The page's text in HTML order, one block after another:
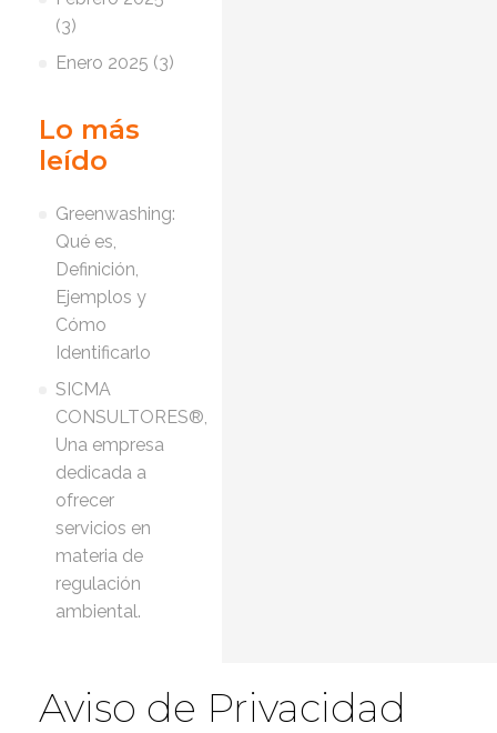
(3)
Enero 2025 (3)
Lo más
leído
Greenwashing:
Qué es,
Definición,
Ejemplos y
Cómo
Identificarlo
SICMA
CONSULTORES®,
Una empresa
dedicada a
ofrecer
servicios en
materia de
regulación
ambiental.
Aviso de Privacidad